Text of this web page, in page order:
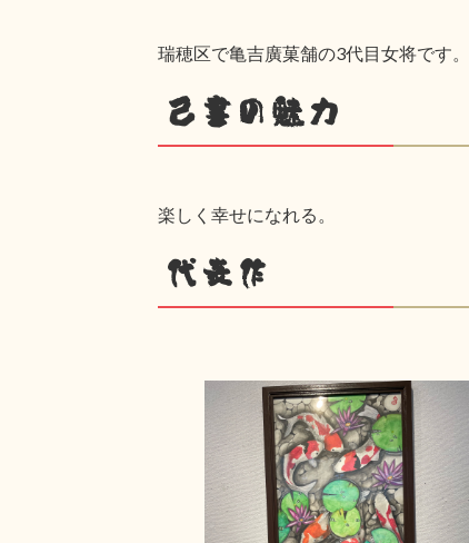
瑞穂区で亀吉廣菓舗の3代目女将です。
己書の魅力
楽しく幸せになれる。
代表作